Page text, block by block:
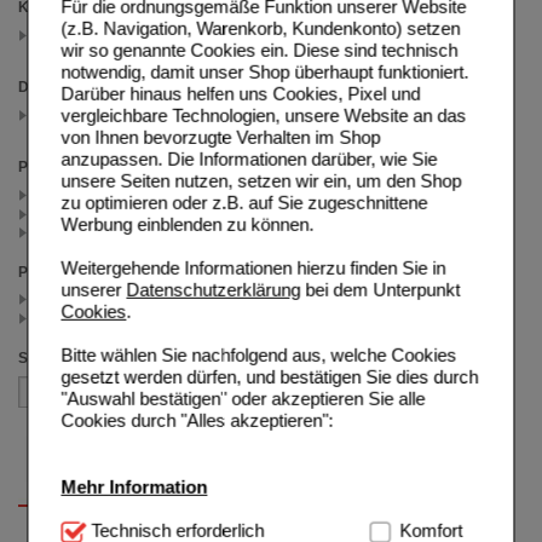
Für die ordnungsgemäße Funktion unserer Website
(z.B. Navigation, Warenkorb, Kundenkonto) setzen
wir so genannte Cookies ein. Diese sind technisch
notwendig, damit unser Shop überhaupt funktioniert.
Darüber hinaus helfen uns Cookies, Pixel und
vergleichbare Technologien, unsere Website an das
von Ihnen bevorzugte Verhalten im Shop
anzupassen. Die Informationen darüber, wie Sie
unsere Seiten nutzen, setzen wir ein, um den Shop
zu optimieren oder z.B. auf Sie zugeschnittene
Werbung einblenden zu können.
Weitergehende Informationen hierzu finden Sie in
unserer Datenschutzerklärungbei dem Unterpunkt
Cookies.
Bitte wählen Sie nachfolgend aus, welche Cookies
gesetzt werden dürfen, und bestätigen Sie dies durch
"Auswahl bestätigen" oder akzeptieren Sie alle
Cookies durch "Alles akzeptieren":
Mehr Information
Technisch Notwendig:Hierbei handelt es sich um
Technisch erforderlich Komfort
Kategorien
Weitere Arzneimittel
(auswahl entfernen)
Darreichungsform
Lotion
(auswahl entfernen)
Packungsgröße
50 ml (1)
200 ml (1)
Preis
< 20.00 (2)
>= 20.00 (2)
Sortieren nach